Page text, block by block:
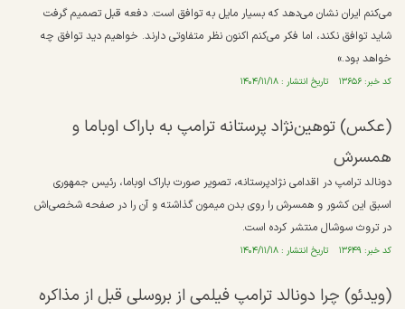
می‌کنم ایران نشان می‌دهد که بسیار مایل به توافق است. دفعه قبل تصمیم گرفت
شاید توافق نکند، اما فکر می‌کنم اکنون نظر متفاوتی دارند. خواهیم دید توافق چه
خواهد بود.»
کد خبر: ۱۳۶۵۶ تاریخ انتشار : ۱۴۰۴/۱۱/۱۸
(عکس) توهین‌نژاد پرستانه ترامپ به باراک اوباما و
همسرش
دونالد ترامپ در اقدامی نژادپرستانه، تصویر صورت باراک اوباما، رئیس جمهوری
اسبق این کشور و همسرش را روی بدن میمون گذاشته و آن را در صفحه شخصی‌اش
در تروث سوشال منتشر کرده است.
کد خبر: ۱۳۶۴۹ تاریخ انتشار : ۱۴۰۴/۱۱/۱۸
(ویدئو) چرا دونالد ترامپ فیلمی از بروسلی قبل از مذاکره